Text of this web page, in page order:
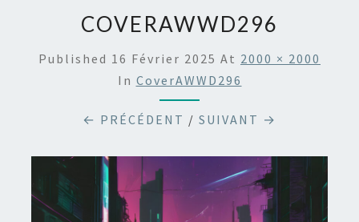
COVERAWWD296
Published 16 Février 2025 At 2000 × 2000
In CoverAWWD296
← PRÉCÉDENT / SUIVANT →